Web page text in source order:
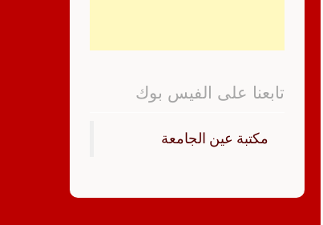
تابعنا على الفيس بوك
‏مكتبة عين الجامعة‏